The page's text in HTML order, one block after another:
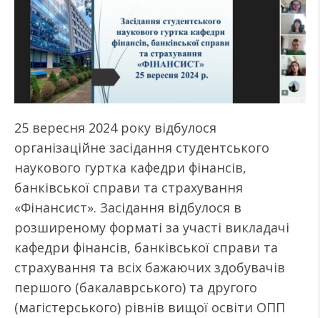
25 вересня 2024 року відбулося
організаційне засідання студентського
наукового гуртка кафедри фінансів,
банківської справи та страхування
«Фінансист». Засідання відбулося в
розширеному форматі за участі викладачі
кафедри фінансів, банківської справи та
страхування та всіх бажаючих здобувачів
першого (бакалаврського) та другого
(магістерського) рівнів вищої освіти ОПП